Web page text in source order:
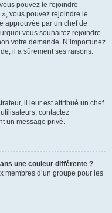
pouvez le rejoindre
vous pouvez rejoindre le
approuvée par un chef de
vous souhaitez rejoindre
votre demande. N’importunez
il a sûrement ses raisons.
il leur est attribué un chef
contactez
un message privé.
une couleur différente ?
membres d’un groupe pour les